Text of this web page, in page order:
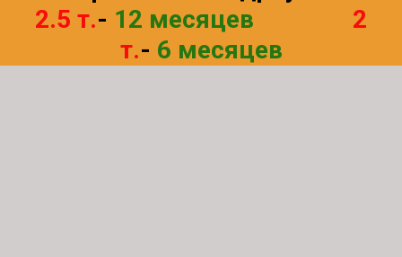
2.5 т.- 12 месяцев
2
т.- 6 месяцев